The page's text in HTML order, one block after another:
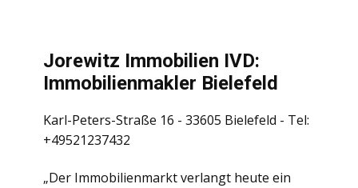
Jorewitz Immobilien IVD:
Immobilienmakler Bielefeld
Karl-Peters-Straße 16 - 33605 Bielefeld - Tel:
+49521237432
„Der Immobilienmarkt verlangt heute ein